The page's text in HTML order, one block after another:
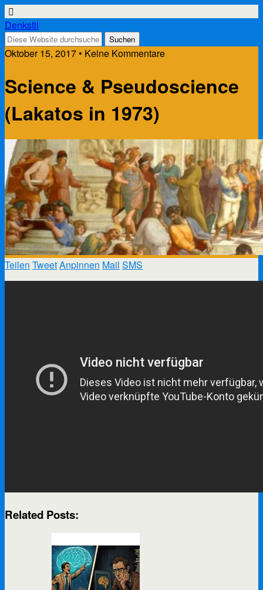
Denkstil
Oktober 15, 2017 • Keine Kommentare
Science & Pseudoscience
(Lakatos in 1973)
Teilen TweetAnpinnen Mail SMS
Related Posts: